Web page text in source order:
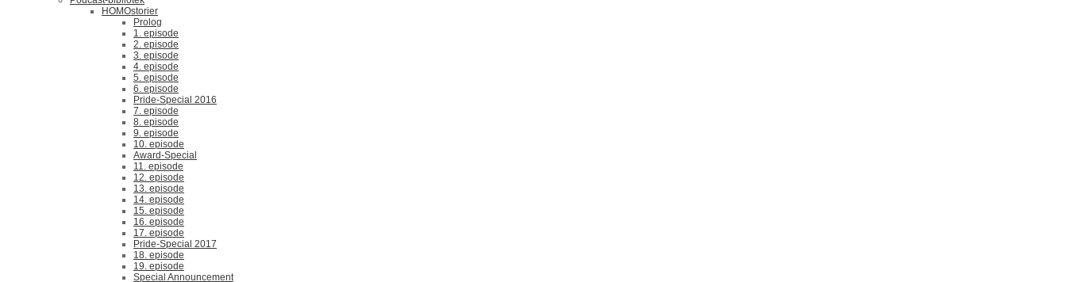
HOMOstorier
Prolog
1. episode
2. episode
3. episode
4. episode
5. episode
6. episode
Pride-Special 2016
7. episode
8. episode
9. episode
10. episode
Award-Special
11. episode
12. episode
13. episode
14. episode
15. episode
16. episode
17. episode
Pride-Special 2017
18. episode
19. episode
Special Announcement